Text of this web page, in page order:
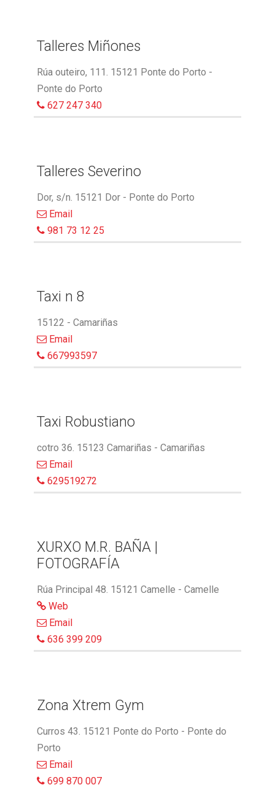
Talleres Miñones
Rúa outeiro, 111. 15121 Ponte do Porto -
Ponte do Porto
627 247 340
Talleres Severino
Dor, s/n. 15121 Dor - Ponte do Porto
Email
981 73 12 25
Taxi n 8
15122 - Camariñas
Email
667993597
Taxi Robustiano
cotro 36. 15123 Camariñas - Camariñas
Email
629519272
XURXO M.R. BAÑA |
FOTOGRAFÍA
Rúa Principal 48. 15121 Camelle - Camelle
Web
Email
636 399 209
Zona Xtrem Gym
Curros 43. 15121 Ponte do Porto - Ponte do
Porto
Email
699 870 007